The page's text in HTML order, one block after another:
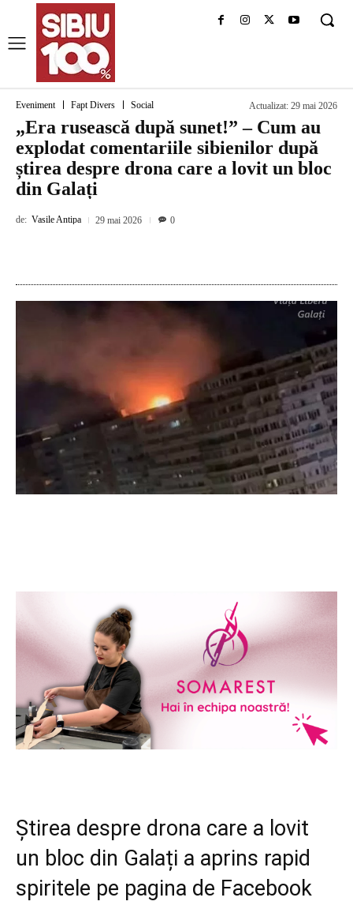
Eveniment Fapt Divers Social Actualizat: 29 mai 2026
„Era rusească după sunet!” – Cum au
explodat comentariile sibienilor după
știrea despre drona care a lovit un bloc
din Galați
de: Vasile Antipa 29 mai 2026 0
Știrea despre drona care a lovit
un bloc din Galați a aprins rapid
spiritele pe pagina de Facebook